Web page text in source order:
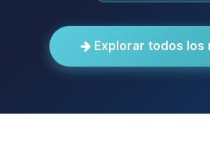
Explorar todos los